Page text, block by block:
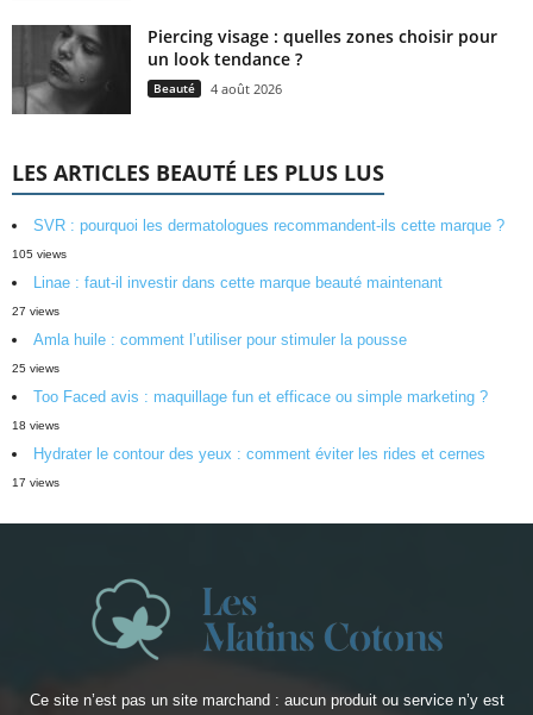
Piercing visage : quelles zones choisir pour
un look tendance ?
Beauté 4 août 2026
LES ARTICLES BEAUTÉ LES PLUS LUS
SVR : pourquoi les dermatologues recommandent-ils cette marque ?
105 views
Linae : faut-il investir dans cette marque beauté maintenant
27 views
Amla huile : comment l’utiliser pour stimuler la pousse
25 views
Too Faced avis : maquillage fun et efficace ou simple marketing ?
18 views
Hydrater le contour des yeux : comment éviter les rides et cernes
17 views
Ce site n’est pas un site marchand : aucun produit ou service n’y est